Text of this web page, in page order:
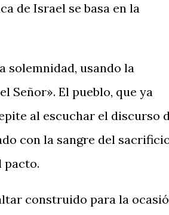
de Israel se basa en la
solemnidad, usando la
Señor». El pueblo, que ya
al escuchar el discurso
con la sangre del
pacto.
construido para la